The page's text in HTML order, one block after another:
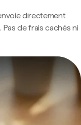
directement
de frais cachés ni